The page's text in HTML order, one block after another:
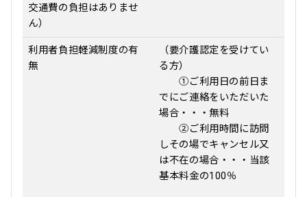
交通費の負担はありませ
ん）
利用者負担軽減制度の有
無
（要介護認定を受けてい
る方）
①ご利用日の前日ま
でにご連絡をいただいた
場合・・・無料
②ご利用時間に訪問
しその場でキャンセル又
は不在の場合・・・当該
基本料金の100％